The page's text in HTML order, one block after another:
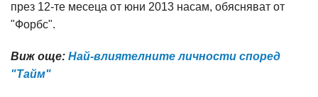
през 12-те месеца от юни 2013 насам, обясняват от
"Форбс".
Виж още: Най-влиятелните личности според
"Тайм"